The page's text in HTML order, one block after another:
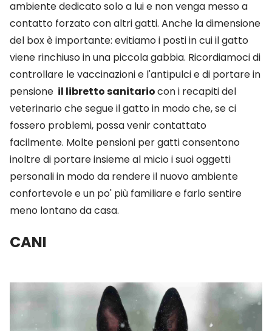
ambiente dedicato solo a lui e non venga messo a
contatto forzato con altri gatti. Anche la dimensione
del box è importante: evitiamo i posti in cui il gatto
viene rinchiuso in una piccola gabbia. Ricordiamoci di
controllare le vaccinazioni e l'antipulci e di portare in
pensione il libretto sanitariocon i recapiti del
veterinario che segue il gatto in modo che, se ci
fossero problemi, possa venir contattato
facilmente. Molte pensioni per gatti consentono
inoltre di portare insieme al micio i suoi oggetti
personali in modo da rendere il nuovo ambiente
confortevole e un po' più familiare e farlo sentire
meno lontano da casa.
CANI